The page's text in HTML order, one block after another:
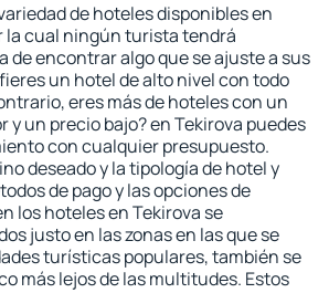
de hoteles disponibles en
la cual ningún turista tendrá
de encontrar algo que se ajuste a sus
un hotel de alto nivel con todo
eres más de hoteles con un
y un precio bajo? en Tekirova puedes
con cualquier presupuesto.
deseado y la tipología de hotel y
de pago y las opciones de
los hoteles en Tekirova se
justo en las zonas en las que se
turísticas populares, también se
más lejos de las multitudes. Estos